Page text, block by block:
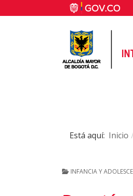
Está aquí: Inicio
INFANCIA Y